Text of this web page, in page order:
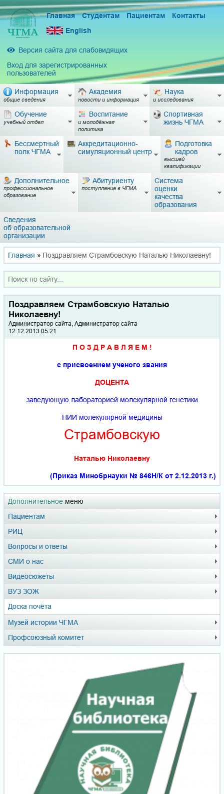
Главная Студентам Пациентам
Контакты
English
Версия сайта для слабовидящих
Вход для зарегистрированных
пользователей
Информация
общие сведения
Академия
новости и информация
Наука
и исследования
Обучение
учебный отдел
Воспитание
и молодёжная
политика
Спортивная
жизнь ЧГМА
Бессмертный
полк ЧГМА
Аккредитационно-
симуляционный центр
Подготовка
кадров
высшей
квалификации
Дополнительное
профессиональное
образование
Абитуриенту
поступление в ЧГМА
Система
оценки
качества
образования
Сведения
об образовательной
организации
Главная » Поздравляем Страмбовскую Наталью Николаевну!
Дополнительное меню
Пациентам
РИЦ
Вопросы и ответы
СМИ о нас
Видеосюжеты
ВУЗ ЗОЖ
Доска почёта
Музей истории ЧГМА
Профсоюзный комитет
Поздравляем Страмбовскую Наталью
Николаевну!
Администратор сайта, Администратор сайта
12.12.2013 05:21
П О З Д Р А В Л Я Е М !
с присвоением ученого звания
ДОЦЕНТА
заведующую лабораторией молекулярной генетики
НИИ молекулярной медицины
Страмбовскую
Наталью Николаевну
(Приказ Минобрнауки № 846Н/К от 2.12.2013 г.)